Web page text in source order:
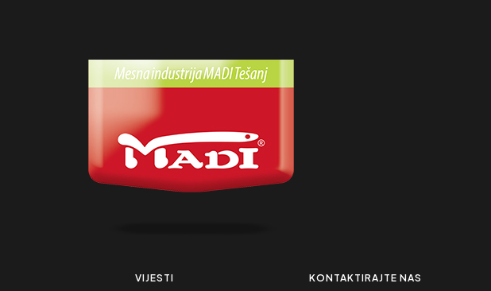
VIJESTI KONTAKTIRAJTE NAS